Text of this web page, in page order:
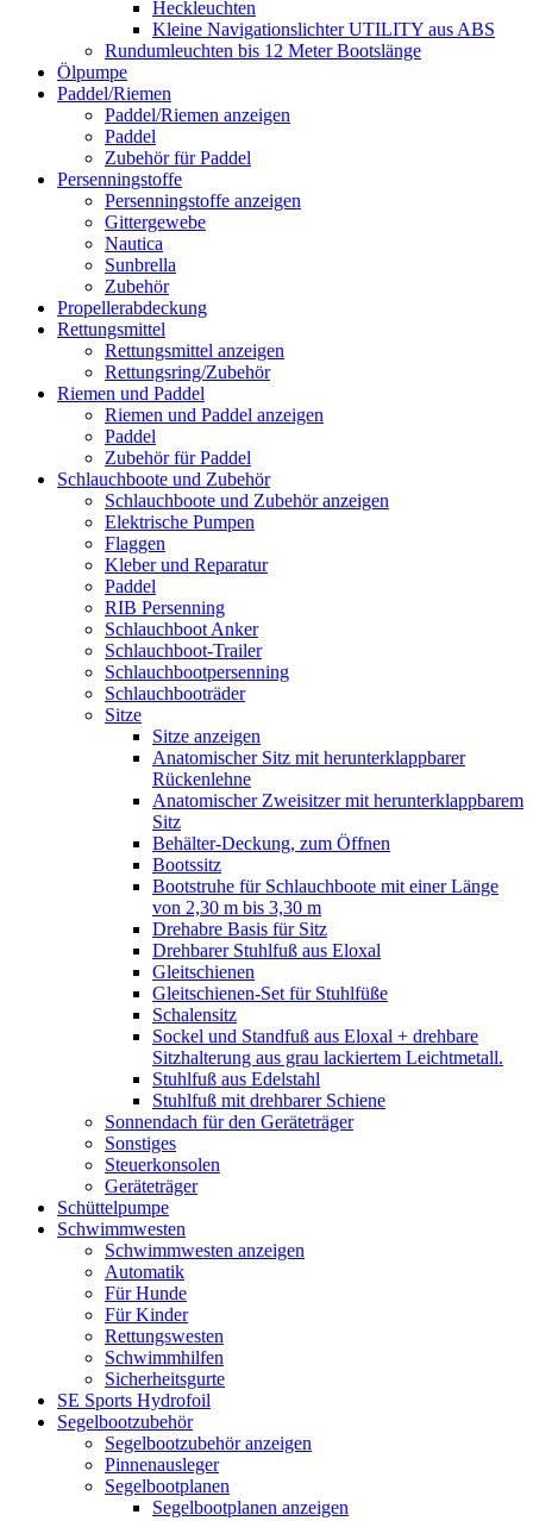
Heckleuchten
Kleine Navigationslichter UTILITY aus ABS
Rundumleuchten bis 12 Meter Bootslänge
Ölpumpe
Paddel/Riemen
Paddel/Riemen anzeigen
Paddel
Zubehör für Paddel
Persenningstoffe
Persenningstoffe anzeigen
Gittergewebe
Nautica
Sunbrella
Zubehör
Propellerabdeckung
Rettungsmittel
Rettungsmittel anzeigen
Rettungsring/Zubehör
Riemen und Paddel
Riemen und Paddel anzeigen
Paddel
Zubehör für Paddel
Schlauchboote und Zubehör
Schlauchboote und Zubehör anzeigen
Elektrische Pumpen
Flaggen
Kleber und Reparatur
Paddel
RIB Persenning
Schlauchboot Anker
Schlauchboot-Trailer
Schlauchbootpersenning
Schlauchbooträder
Sitze
Sitze anzeigen
Anatomischer Sitz mit herunterklappbarer
Rückenlehne
Anatomischer Zweisitzer mit herunterklappbarem
Sitz
Behälter-Deckung, zum Öffnen
Bootssitz
Bootstruhe für Schlauchboote mit einer Länge
von 2,30 m bis 3,30 m
Drehabre Basis für Sitz
Drehbarer Stuhlfuß aus Eloxal
Gleitschienen
Gleitschienen-Set für Stuhlfüße
Schalensitz
Sockel und Standfuß aus Eloxal + drehbare
Sitzhalterung aus grau lackiertem Leichtmetall.
Stuhlfuß aus Edelstahl
Stuhlfuß mit drehbarer Schiene
Sonnendach für den Geräteträger
Sonstiges
Steuerkonsolen
Geräteträger
Schüttelpumpe
Schwimmwesten
Schwimmwesten anzeigen
Automatik
Für Hunde
Für Kinder
Rettungswesten
Schwimmhilfen
Sicherheitsgurte
SE Sports Hydrofoil
Segelbootzubehör
Segelbootzubehör anzeigen
Pinnenausleger
Segelbootplanen
Segelbootplanen anzeigen